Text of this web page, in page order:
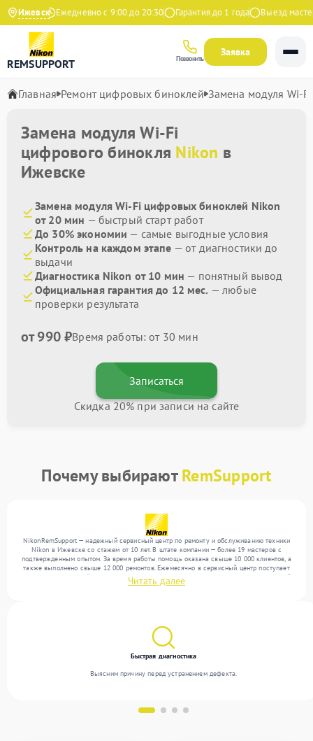
Ижевск
Яндекс Ежедневно с 9:00 до 20:30 Гарантия до 1 года Выезд
REMSUPPORT Позвонить
Заявка
Главная Ремонт цифровых биноклей Замена модуля Wi-Fi
Замена модуля Wi-Fi
цифрового бинокля Nikon в
Ижевске
Замена модуля Wi-Fi цифровых биноклей Nikon
от 20 мин — быстрый старт работ
До 30% экономии — самые выгодные условия
Контроль на каждом этапе — от диагностики до
выдачи
Диагностика Nikon от 10 мин — понятный вывод
Официальная гарантия до 12 мес. — любые
проверки результата
от 990 ₽Время работы: от 30 мин
Записаться
Скидка 20% при записи на сайте
Почему выбираютRemSupport
NikonRemSupport — надежный сервисный центр по ремонту и обслуживанию техники
Nikon в Ижевске со стажем от 10 лет. В штате компании — более 19 мастеров с
подтвержденным опытом. За время работы помощь оказана свыше 10 000 клиентов, а
также выполнено свыше 12 000 ремонтов. Ежемесячно в сервисный центр поступает
более 300 обращений, включая , , . Мы работаем с широким спектром неисправностей
и обеспечиваем надежный результат благодаря использованию современного
Читать далее
Быстрая диагностика
Выясним причину перед устранением дефекта.